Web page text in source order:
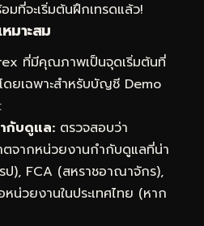
จะเริ่มต้นฝึกเทรดแล้ว!
มาะสม
ที่มีคุณภาพเป็นจุดเริ่มต้นที่
ยเฉพาะสำหรับบัญชี Demo
กับดูแล: ตรวจสอบว่า
ตจากหน่วยงานกำกับดูแลที่น่า
ป), FCA (สหราชอาณาจักร),
น่วยงานในประเทศไทย (หาก